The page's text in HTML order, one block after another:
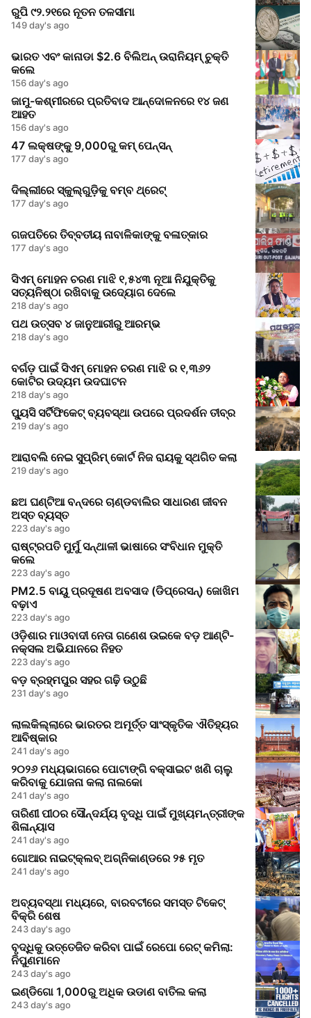
ରୁପି ୯୨.୨୧ରେ ନୂତନ ତଳସୀମା
149 day's ago
ଭାରତ ଏବଂ କାନାଡା $2.6 ବିଲିଅନ୍ ଉରାନିୟମ୍ ଚୁକ୍ତି
କଲେ
156 day's ago
ଜାମୁ-କଶ୍ମୀରରେ ପ୍ରତିବାଦ ଆନ୍ଦୋଳନରେ ୧୪ ଜଣ
ଆହତ
156 day's ago
47 ଲକ୍ଷଙ୍କୁ 9,000ରୁ କମ୍ ପେନ୍ସନ୍
177 day's ago
ଦିଲ୍ଲୀରେ ସ୍କୁଲ୍‌ଗୁଡ଼ିକୁ ବମ୍ବ ଥ୍ରେଟ୍
177 day's ago
ଗଜପତିରେ ତିବ୍ବତୀୟ ନାବାଳିକାଙ୍କୁ ବଳାତ୍କାର
177 day's ago
ସିଏମ୍ ମୋହନ ଚରଣ ମାଝି ୧,୫୪୩ ନୂଆ ନିଯୁକ୍ତିକୁ
ସତ୍ୟନିଷ୍ଠା ରଖିବାକୁ ଉଦ୍ୟୋଗ ଦେଲେ
218 day's ago
ପଥ ଉତ୍ସବ ୪ ଜାନୁଆରୀରୁ ଆରମ୍ଭ
218 day's ago
ବର୍ଗଡ଼ ପାଇଁ ସିଏମ୍ ମୋହନ ଚରଣ ମାଝି ର ୧,୩୬୨
କୋଟିର ଉଦ୍ୟମ ଉଦଘାଟନ
218 day's ago
ପ୍ୟୁସି ସର୍ଟିଫିକେଟ୍ ବ୍ୟବସ୍ଥା ଉପରେ ପ୍ରଦର୍ଶନ ତୀବ୍ର
219 day's ago
ଆରାବଲି ନେଇ ସୁପ୍ରିମ୍ କୋର୍ଟ ନିଜ ରାୟକୁ ସ୍ଥଗିତ କଲା
219 day's ago
ଛଅ ଘଣ୍ଟିଆ ବନ୍ଦରେ ଚାଣ୍ଡବାଲିର ସାଧାରଣ ଜୀବନ
ଅସ୍ତ ବ୍ୟସ୍ତ
223 day's ago
ରାଷ୍ଟ୍ରପତି ମୁର୍ମୁ ସନ୍ଥାଳୀ ଭାଷାରେ ସଂବିଧାନ ମୁକ୍ତି
କଲେ
223 day's ago
PM2.5 ବାୟୁ ପ୍ରଦୂଷଣ ଅବସାଦ (ଡିପ୍ରେସନ୍) ଜୋଖିମ
ବଢ଼ାଏ
223 day's ago
ଓଡ଼ିଶାର ମାଓବାଦୀ ନେତା ଗଣେଶ ଉଇକେ ବଡ଼ ଆଣ୍ଟି-
ନକ୍ସଲ ଅଭିଯାନରେ ନିହତ
223 day's ago
ବଡ଼ ବ୍ରହ୍ମପୁର ସହର ଗଢ଼ି ଉଠୁଛି
231 day's ago
ଲାଲକିଲ୍ଲାରେ ଭାରତର ଅମୂର୍ତ୍ତ ସାଂସ୍କୃତିକ ଐତିହ୍ୟର
ଆବିଷ୍କାର
241 day's ago
୨୦୨୬ ମଧ୍ୟଭାଗରେ ପୋଟାଙ୍ଗି ବକ୍ସାଇଟ ଖଣି ଚାଲୁ
କରିବାକୁ ଯୋଜନା କଲା ନାଲକୋ
241 day's ago
ତାରିଣୀ ପୀଠର ସୌନ୍ଦର୍ଯ୍ୟ ବୃଦ୍ଧି ପାଇଁ ମୁଖ୍ୟମନ୍ତ୍ରୀଙ୍କ
ଶିଳାନ୍ୟାସ
241 day's ago
ଗୋଆର ନାଇଟ୍‌କ୍ଲବ୍ ଅଗ୍ନିକାଣ୍ଡରେ ୨୫ ମୃତ
241 day's ago
ଅବ୍ୟବସ୍ଥା ମଧ୍ୟରେ, ବାରବଟୀରେ ସମସ୍ତ ଟିକେଟ୍
ବିକ୍ରି ଶେଷ
243 day's ago
ବୃଦ୍ଧିକୁ ଉତ୍ତେଜିତ କରିବା ପାଇଁ ରେପୋ ରେଟ୍ କମିଲା:
ନିପୁଣମାନେ
243 day's ago
ଇଣ୍ଡିଗୋ 1,000ରୁ ଅଧିକ ଉଡାଣ ବାତିଲ କଲା
243 day's ago